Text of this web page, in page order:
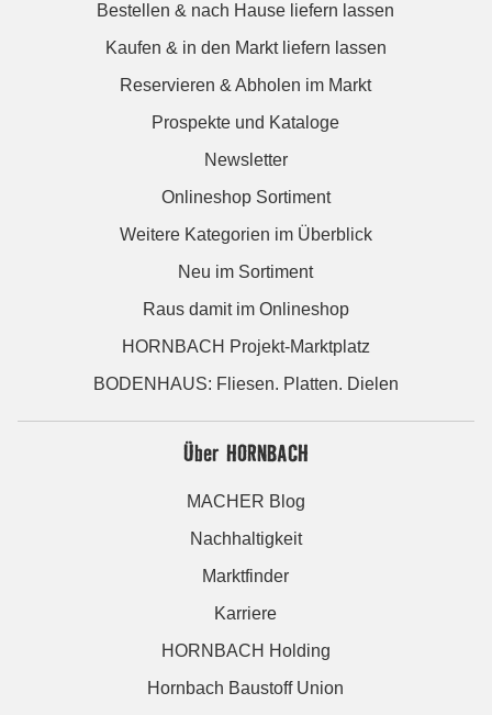
Bestellen & nach Hause liefern lassen
Kaufen & in den Markt liefern lassen
Reservieren & Abholen im Markt
Prospekte und Kataloge
Newsletter
Onlineshop Sortiment
Weitere Kategorien im Überblick
Neu im Sortiment
Raus damit im Onlineshop
HORNBACH Projekt-Marktplatz
BODENHAUS: Fliesen. Platten. Dielen
Über HORNBACH
MACHER Blog
Nachhaltigkeit
Marktfinder
Karriere
HORNBACH Holding
Hornbach Baustoff Union